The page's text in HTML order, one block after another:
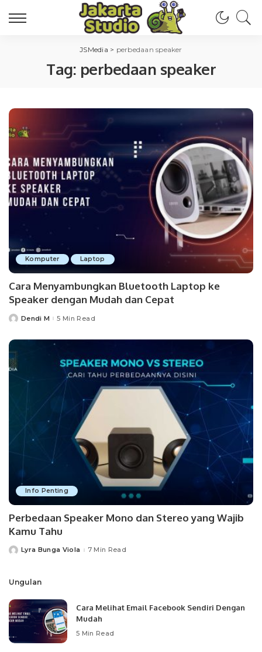
JSMedia > perbedaan speaker
Tag: perbedaan speaker
Komputer Laptop
Cara Menyambungkan Bluetooth Laptop ke
Speaker dengan Mudah dan Cepat
PostedDendi M 5 Min Read
Info Penting
Perbedaan Speaker Mono dan Stereo yang Wajib
Kamu Tahu
PostedLyra Bunga Viola 7 Min Read
Ungulan
Cara Melihat Email Facebook Sendiri Dengan
Mudah
5 Min Read